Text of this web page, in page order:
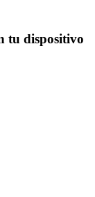
tu dispositivo